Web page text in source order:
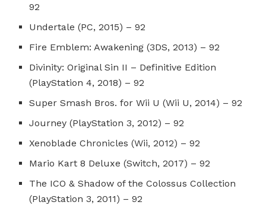
92
Undertale (PC, 2015) – 92
Fire Emblem: Awakening (3DS, 2013) – 92
Divinity: Original Sin II – Definitive Edition
(PlayStation 4, 2018) – 92
Super Smash Bros. for Wii U (Wii U, 2014) – 92
Journey (PlayStation 3, 2012) – 92
Xenoblade Chronicles (Wii, 2012) – 92
Mario Kart 8 Deluxe (Switch, 2017) – 92
The ICO & Shadow of the Colossus Collection
(PlayStation 3, 2011) – 92